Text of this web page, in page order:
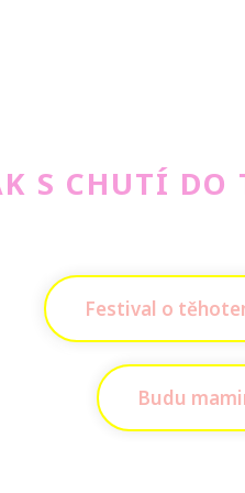
S CHUTÍ DO
Festival o
Budu